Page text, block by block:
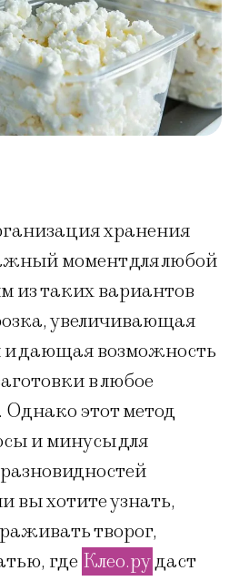
хранения
момент для любой
из таких вариантов
увеличивающая
и дающая возможность
в любое
Однако этот метод
и минусы для
вы хотите узнать,
творог,
где Клео.рудаст